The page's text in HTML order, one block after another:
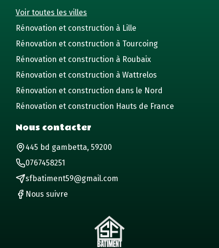
Voir toutes les villes
Rénovation et construction à Lille
Rénovation et construction à Tourcoing
Rénovation et construction à Roubaix
Rénovation et construction à Wattrelos
Rénovation et construction dans le Nord
Rénovation et construction Hauts de France
Nous contacter
445 bd gambetta, 59200
0767458251
sfbatiment59@gmail.com
Nous suivre